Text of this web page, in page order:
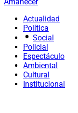
Actualidad
Política
Social
Policial
Espectáculo
Ambiental
Cultural
Institucional